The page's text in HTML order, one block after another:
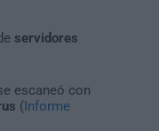
servidores
escaneó con
(Informe